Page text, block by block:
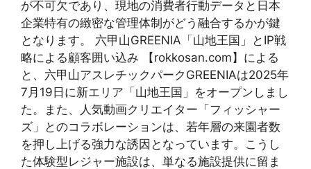
が不可欠であり、現地の消費者行動データと日本
企業特有の緻密な管理体制がどう融合するかが鍵
となります。 六甲山GREENIA「山地王国」とIP戦
略による顧客囲い込み 【rokkosan.com】による
と、六甲山アスレチックパークGREENIAは2025年
7月19日に新エリア「山地王国」をオープンしまし
た。また、人気動画クリエイター「フィッシャー
ズ」とのコラボレーションは、若年層の来園者数
を押し上げる強力な誘因となっています。こうし
た体験型レジャー施設は、単なる施設提供に留ま